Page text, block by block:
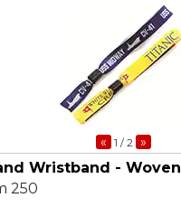
« 1 / 2 »
Wristband - Woven
250